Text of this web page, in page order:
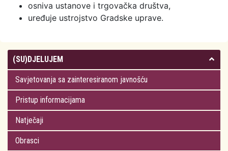
osniva ustanove i trgovačka društva,
uređuje ustrojstvo Gradske uprave.
(SU)DJELUJEM
Savjetovanja sa zainteresiranom javnošću
Pristup informacijama
Natječaji
Obrasci